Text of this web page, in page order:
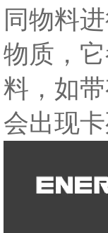
同物料
物质，
料，如
会出现